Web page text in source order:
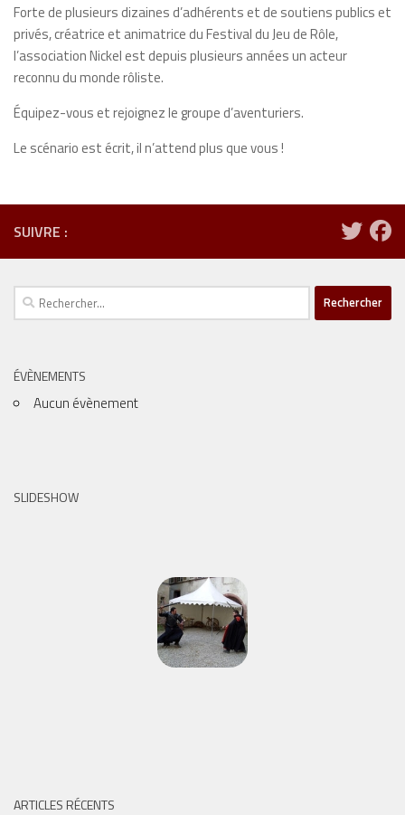
Forte de plusieurs dizaines d’adhérents et de soutiens publics et
privés, créatrice et animatrice du Festival du Jeu de Rôle,
l’association Nickel est depuis plusieurs années un acteur
reconnu du monde rôliste.
Équipez-vous et rejoignez le groupe d’aventuriers.
Le scénario est écrit, il n’attend plus que vous !
SUIVRE :
Rechercher :
ÉVÈNEMENTS
Aucun évènement
SLIDESHOW
ARTICLES RÉCENTS